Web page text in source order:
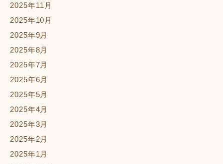
2025年11月
2025年10月
2025年9月
2025年8月
2025年7月
2025年6月
2025年5月
2025年4月
2025年3月
2025年2月
2025年1月